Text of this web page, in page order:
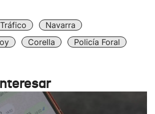
Tráfico
Navarra
Corella Policía Foral